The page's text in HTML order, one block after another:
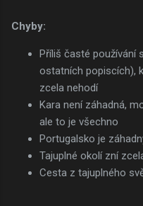
Chyby:
Příliš časté používání
ostatních popiscích),
zcela nehodí
Kara není záhadná,
ale to je všechno
Portugalsko je
Tajuplné okolí zní
Cesta z tajuplného